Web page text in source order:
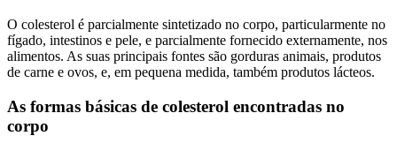
O colesterol é parcialmente sintetizado no corpo, particularmente no
fígado, intestinos e pele, e parcialmente fornecido externamente, nos
alimentos. As suas principais fontes são gorduras animais, produtos
de carne e ovos, e, em pequena medida, também produtos lácteos.
As formas básicas de colesterol encontradas no
corpo